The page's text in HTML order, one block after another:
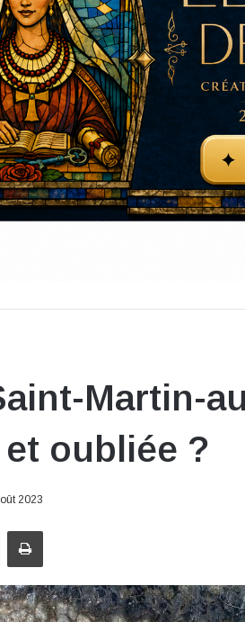
Martin-
oubliée ?
2023
Partager par email Imprimer